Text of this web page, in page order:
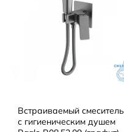
Встраиваемый смеситель
с гигиеническим душем